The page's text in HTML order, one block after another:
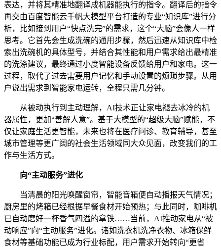
表达，并将其精准地翻译成机器能执行的指令。翻译后的指令
再交由百度智能云千帆大模型平台打造的专业“知识库”进行分
析，比如接到用户“快点洗完”的需求，这个“大脑”会像人一样
思考。它首先会生成洗碗的通用步骤，然后迅速从知识库中检
索出洗碗机的具体型号，并结合其性能和用户需求给出最精准
的洗涤建议，最终通过小度智能设备反馈给用户和家电。这一
过程，取代了过去需要用户记忆和手动设置的烦琐步骤。从用
户说出需求到智能家电运转，全程只需几分钟。
从被动执行到主动理解，AI技术正让家电褪去冰冷的机
器属性，更加“善解人意”。基于大模型的“超级大脑”赋能，不
仅让家庭生活更智能，未来也将在医疗问诊、教育辅导，甚至
城市管理等更广阔的社会生活领域同大众见面，改变我们的工
作与生活方式。
向“主动服务”进化
当清晨的阳光唤醒窗帘，智能音箱便自动播报天气情况；
厨房里的烤箱已经根据早餐食材开始预热；与此同时，咖啡机
已自动磨好一杯香气四溢的拿铁……当前，AI推动家电从“被
动响应”向“主动服务”进化。诸如洗衣机洗净衣物、冰箱保鲜
食材等基础功能已成为行业标配，用户需求开始转向“更省